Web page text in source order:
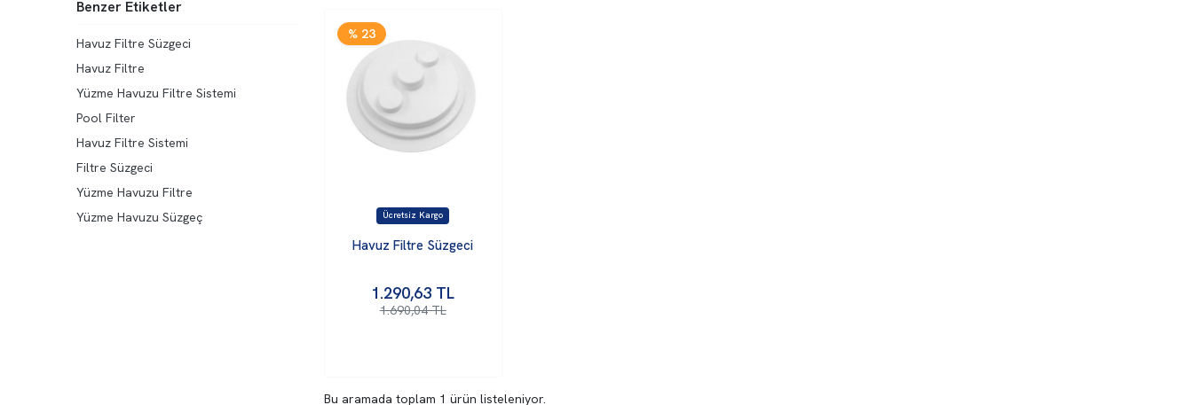
Benzer Etiketler
Havuz Filtre Süzgeci
Havuz Filtre
Yüzme Havuzu Filtre Sistemi
Pool Filter
Havuz Filtre Sistemi
Filtre Süzgeci
Yüzme Havuzu Filtre
Yüzme Havuzu Süzgeç
% 23
Havuz Filtre Süzgeci
1.290,63 TL
1.690,04 TL
Bu aramada toplam 1 ürün listeleniyor.